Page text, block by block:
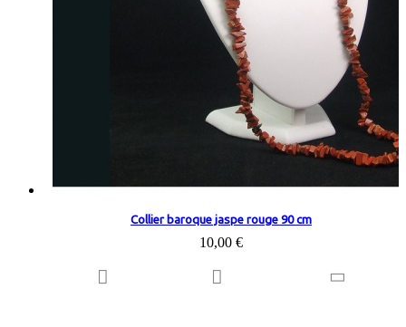
Collier baroque jaspe rouge 90 cm
10,00 €